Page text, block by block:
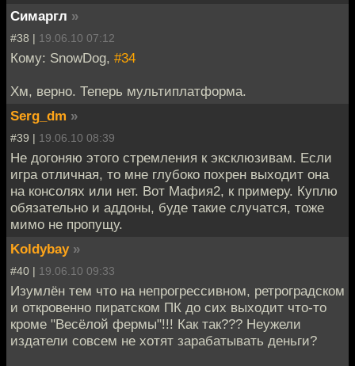
Симаргл »
#38 | 19.06.10 07:12
Кому: SnowDog, #34
Хм, верно. Теперь мультиплатформа.
Serg_dm »
#39 | 19.06.10 08:39
Не догоняю этого стремления к эксклюзивам. Если
игра отличная, то мне глубоко похрен выходит она
на консолях или нет. Вот Мафия2, к примеру. Куплю
обязательно и аддоны, буде такие случатся, тоже
мимо не пропущу.
Koldybay »
#40 | 19.06.10 09:33
Изумлён тем что на непрогрессивном, ретроградском
и откровенно пиратском ПК до сих выходит что-то
кроме "Весёлой фермы"!!! Как так??? Неужели
издатели совсем не хотят зарабатывать деньги?